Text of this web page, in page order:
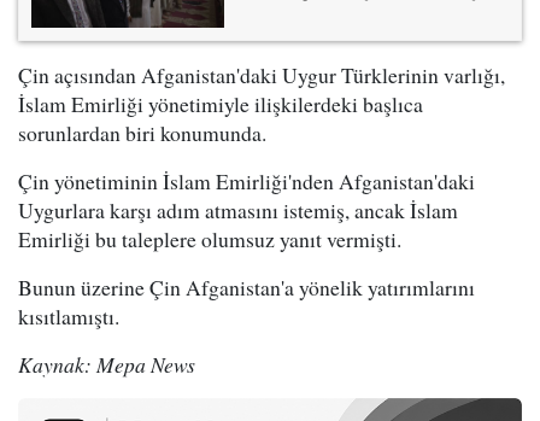
Çin açısından Afganistan'daki Uygur Türklerinin varlığı,
İslam Emirliği yönetimiyle ilişkilerdeki başlıca
sorunlardan biri konumunda.
Çin yönetiminin İslam Emirliği'nden Afganistan'daki
Uygurlara karşı adım atmasını istemiş, ancak İslam
Emirliği bu taleplere olumsuz yanıt vermişti.
Bunun üzerine Çin Afganistan'a yönelik yatırımlarını
kısıtlamıştı.
Kaynak: Mepa News